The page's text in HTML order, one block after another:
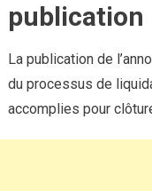
publication
La publication de
du processus de
accomplies pour